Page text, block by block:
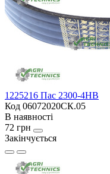
1225216 Пас 2300-4HB
Код 06072020СК.05
В наявності
72 грн
Закінчується